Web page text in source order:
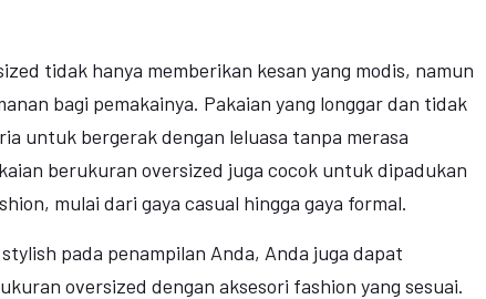
tidak hanya memberikan kesan yang modis, namun
bagi pemakainya. Pakaian yang longgar dan tidak
untuk bergerak dengan leluasa tanpa merasa
berukuran oversized juga cocok untuk dipadukan
mulai dari gaya casual hingga gaya formal.
pada penampilan Anda, Anda juga dapat
oversized dengan aksesori fashion yang sesuai.